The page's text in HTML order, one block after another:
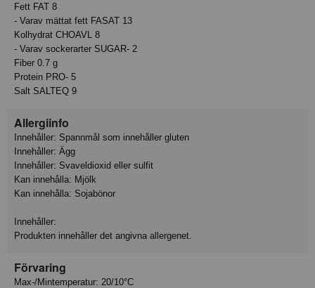
Fett FAT 8
- Varav mättat fett FASAT 13
Kolhydrat CHOAVL 8
- Varav sockerarter SUGAR- 2
Fiber 0.7 g
Protein PRO- 5
Salt SALTEQ 9
Allergiinfo
Innehåller: Spannmål som innehåller gluten
Innehåller: Ägg
Innehåller: Svaveldioxid eller sulfit
Kan innehålla: Mjölk
Kan innehålla: Sojabönor
Innehåller:
Produkten innehåller det angivna allergenet.
Förvaring
Max-/Mintemperatur: 20/10°C